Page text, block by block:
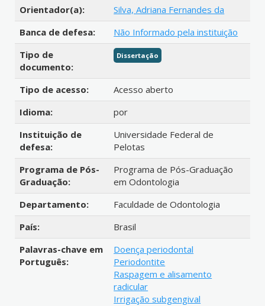
Orientador(a):
Silva, Adriana Fernandes da
Banca de defesa:
Não Informado pela instituição
Tipo de
documento:
Dissertação
Tipo de acesso:
Acesso aberto
Idioma:
por
Instituição de
defesa:
Universidade Federal de
Pelotas
Programa de Pós-
Graduação:
Programa de Pós-Graduação
em Odontologia
Departamento:
Faculdade de Odontologia
País:
Brasil
Palavras-chave em
Português:
Doença periodontal
Periodontite
Raspagem e alisamento
radicular
Irrigação subgengival